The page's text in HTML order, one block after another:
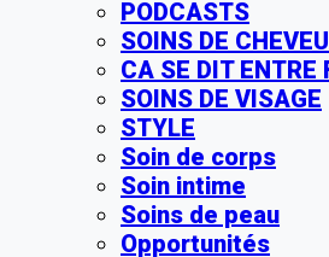
PODCASTS
SOINS DE
CA SE DIT ENTRE
SOINS DE VISAGE
STYLE
Soin de corps
Soin intime
Soins de peau
Opportunités